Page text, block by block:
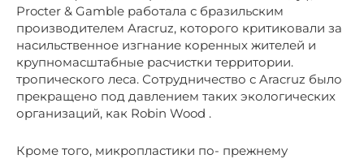
Procter & Gamble работала с бразильским
производителем Aracruz, которого критиковали за
насильственное изгнание коренных жителей и
крупномасштабные расчистки территории.
тропического леса. Сотрудничество с Aracruz было
прекращено под давлением таких экологических
организаций, как Robin Wood .
Кроме того, микропластики по- прежнему